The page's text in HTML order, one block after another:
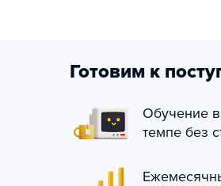
Готовим к
Обучение
темпе без